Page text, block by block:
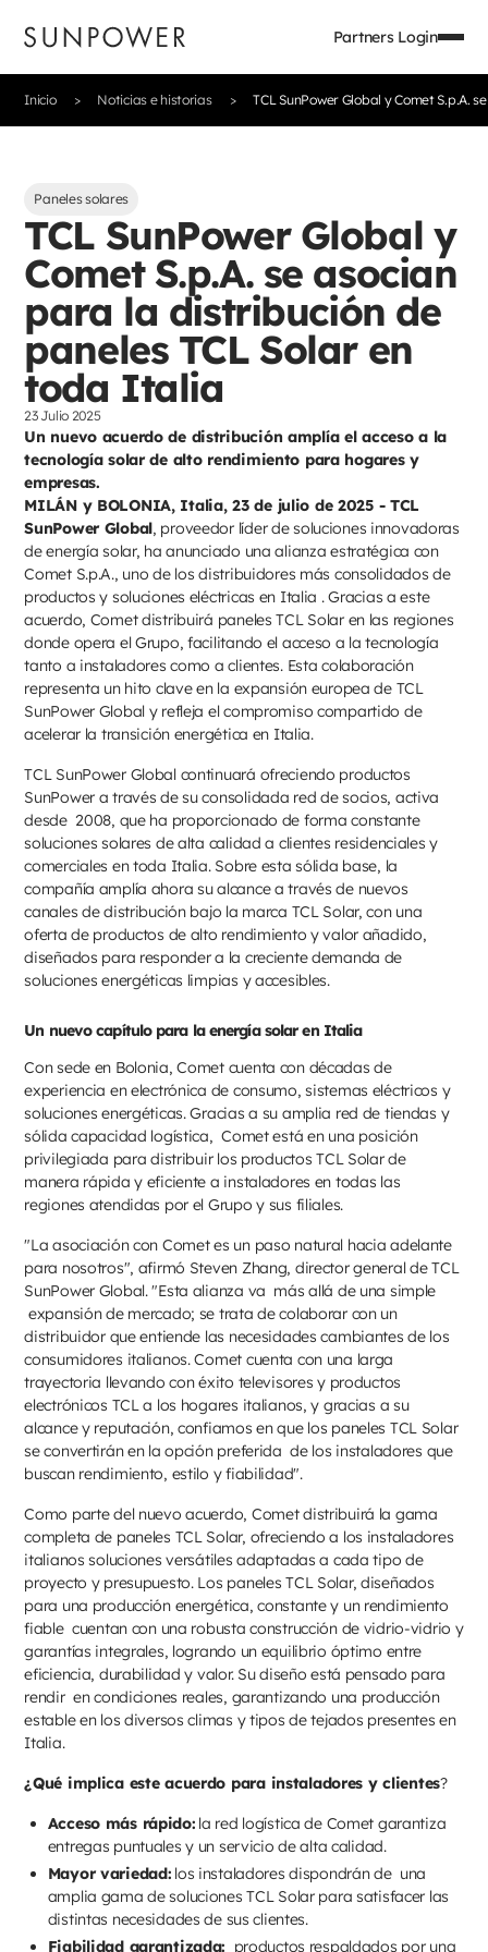
Partners Login
Inicio Noticias e historias TCL SunPower Global y Comet S.p.A.
Paneles solares
TCL SunPower Global y
Comet S.p.A. se asocian
para la distribución de
paneles TCL Solar en
toda Italia
23 Julio 2025
Un nuevo acuerdo de distribución amplía el acceso a la
tecnología solar de alto rendimiento para hogares y
empresas.
MILÁN y BOLONIA, Italia, 23 de julio de 2025 - TCL
SunPower Global, proveedor líder de soluciones innovadoras
de energía solar, ha anunciado una alianza estratégica con
Comet S.p.A., uno de los distribuidores más consolidados de
productos y soluciones eléctricas en Italia . Gracias a este
acuerdo, Comet distribuirá paneles TCL Solar en las regiones
donde opera el Grupo, facilitando el acceso a la tecnología
tanto a instaladores como a clientes. Esta colaboración
representa un hito clave en la expansión europea de TCL
SunPower Global y refleja el compromiso compartido de
acelerar la transición energética en Italia.
TCL SunPower Global continuará ofreciendo productos
SunPower a través de su consolidada red de socios, activa
desde 2008, que ha proporcionado de forma constante
soluciones solares de alta calidad a clientes residenciales y
comerciales en toda Italia. Sobre esta sólida base, la
compañía amplía ahora su alcance a través de nuevos
canales de distribución bajo la marca TCL Solar, con una
oferta de productos de alto rendimiento y valor añadido,
diseñados para responder a la creciente demanda de
soluciones energéticas limpias y accesibles.
Un nuevo capítulo para la energía solar en Italia
Con sede en Bolonia, Comet cuenta con décadas de
experiencia en electrónica de consumo, sistemas eléctricos y
soluciones energéticas. Gracias a su amplia red de tiendas y
sólida capacidad logística, Comet está en una posición
privilegiada para distribuir los productos TCL Solar de
manera rápida y eficiente a instaladores en todas las
regiones atendidas por el Grupo y sus filiales.
"La asociación con Comet es un paso natural hacia adelante
para nosotros", afirmó Steven Zhang, director general de TCL
SunPower Global. "Esta alianza va más allá de una simple
expansión de mercado; se trata de colaborar con un
distribuidor que entiende las necesidades cambiantes de los
consumidores italianos. Comet cuenta con una larga
trayectoria llevando con éxito televisores y productos
electrónicos TCL a los hogares italianos, y gracias a su
alcance y reputación, confiamos en que los paneles TCL Solar
se convertirán en la opción preferida de los instaladores que
buscan rendimiento, estilo y fiabilidad".
Como parte del nuevo acuerdo, Comet distribuirá la gama
completa de paneles TCL Solar, ofreciendo a los instaladores
italianos soluciones versátiles adaptadas a cada tipo de
proyecto y presupuesto. Los paneles TCL Solar, diseñados
para una producción energética, constante y un rendimiento
fiable cuentan con una robusta construcción de vidrio-vidrio y
garantías integrales, logrando un equilibrio óptimo entre
eficiencia, durabilidad y valor. Su diseño está pensado para
rendir en condiciones reales, garantizando una producción
estable en los diversos climas y tipos de tejados presentes en
Italia.
¿Qué implica este acuerdo para instaladores y clientes?
Acceso más rápido: la red logística de Comet garantiza
entregas puntuales y un servicio de alta calidad.
Mayor variedad: los instaladores dispondrán de una
amplia gama de soluciones TCL Solar para satisfacer las
distintas necesidades de sus clientes.
Fiabilidad garantizada: productos respaldados por una